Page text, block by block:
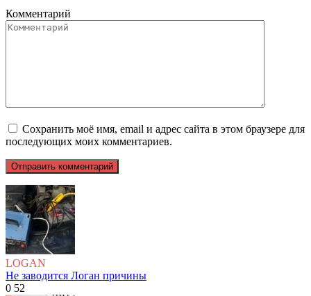
Комментарий
Сохранить моё имя, email и адрес сайта в этом браузере для
последующих моих комментариев.
LOGAN
Не заводится Логан причины
0 52